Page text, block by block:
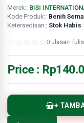
Merek:: BISI
Kode Produk:: Benih
Ketersediaan:: Stok Habis
0 ulasan
Price :
+